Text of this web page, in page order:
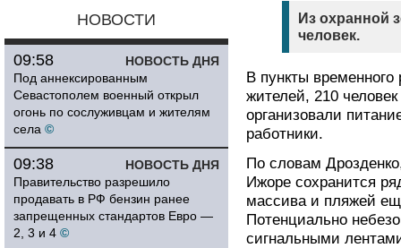
НОВОСТИ
НОВОСТЬ ДНЯ
09:58
Под аннексированным
Севастополем военный открыл
огонь по сослуживцам и жителям
села ©
НОВОСТЬ ДНЯ
09:38
Правительство разрешило
продавать в РФ бензин ранее
запрещенных стандартов Евро —
2, 3 и 4 ©
Из охранной
человек.
В пункты
жителей, 210
организовали
работники.
По словам
Ижоре сохранится
массива и пляжей
Потенциально
сигнальными